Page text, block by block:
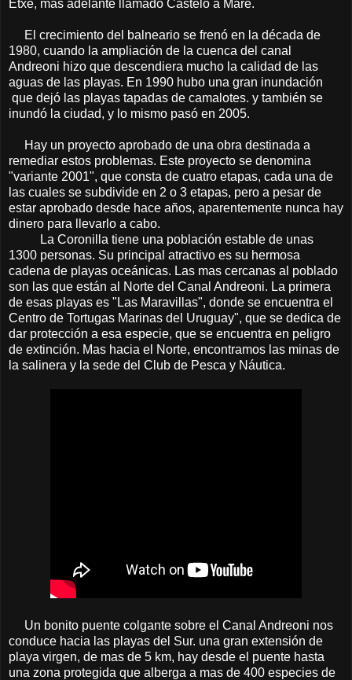
Etxe, mas adelante llamado Castelo a Mare.
El crecimiento del balneario se frenó en la década de
1980, cuando la ampliación de la cuenca del canal
Andreoni hizo que descendiera mucho la calidad de las
aguas de las playas. En 1990 hubo una gran inundación
que dejó las playas tapadas de camalotes. y también se
inundó la ciudad, y lo mismo pasó en 2005.
Hay un proyecto aprobado de una obra destinada a
remediar estos problemas. Este proyecto se denomina
"variante 2001", que consta de cuatro etapas, cada una de
las cuales se subdivide en 2 o 3 etapas, pero a pesar de
estar aprobado desde hace años, aparentemente nunca hay
dinero para llevarlo a cabo.
La Coronilla tiene una población estable de unas
1300 personas. Su principal atractivo es su hermosa
cadena de playas oceánicas. Las mas cercanas al poblado
son las que están al Norte del Canal Andreoni. La primera
de esas playas es "Las Maravillas", donde se encuentra el
Centro de Tortugas Marinas del Uruguay", que se dedica de
dar protección a esa especie, que se encuentra en peligro
de extinción. Mas hacia el Norte, encontramos las minas de
la salinera y la sede del Club de Pesca y Náutica.
Un bonito puente colgante sobre el Canal Andreoni nos
conduce hacia las playas del Sur. una gran extensión de
playa virgen, de mas de 5 km, hay desde el puente hasta
una zona protegida que alberga a mas de 400 especies de